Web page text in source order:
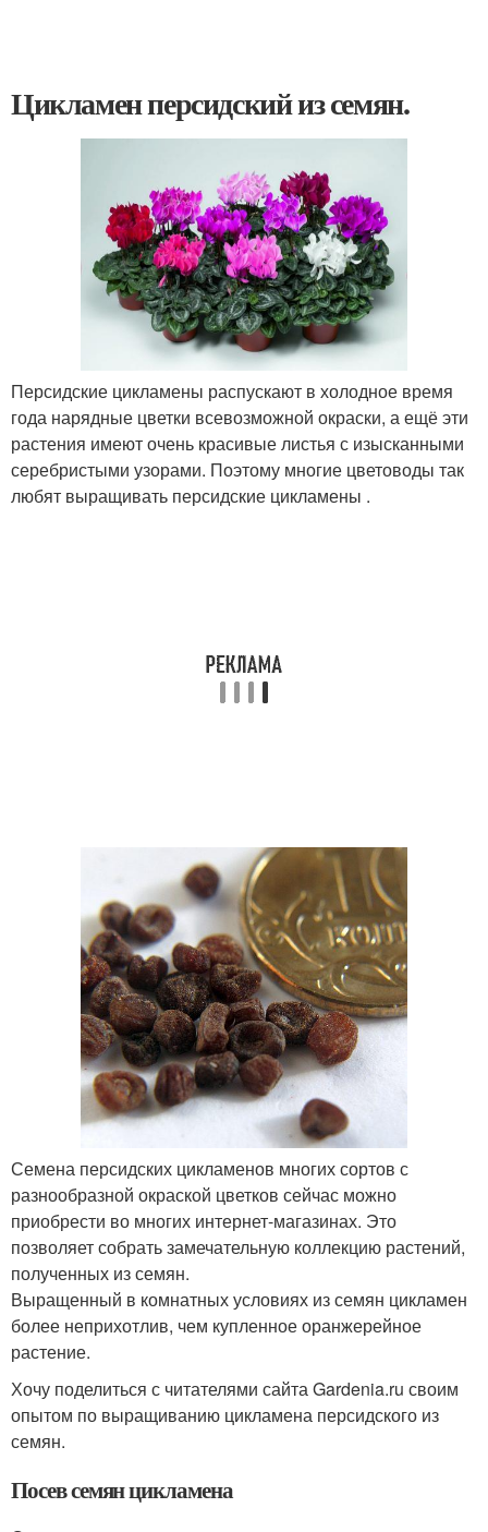
Цикламен персидский из семян.
Персидские цикламены распускают в холодное время
года нарядные цветки всевозможной окраски, а ещё эти
растения имеют очень красивые листья с изысканными
серебристыми узорами. Поэтому многие цветоводы так
любят выращивать персидские цикламены .
Семена персидских цикламенов многих сортов с
разнообразной окраской цветков сейчас можно
приобрести во многих интернет-магазинах. Это
позволяет собрать замечательную коллекцию растений,
полученных из семян.
Выращенный в комнатных условиях из семян цикламен
более неприхотлив, чем купленное оранжерейное
растение.
Хочу поделиться с читателями сайта Gardenia.ru своим
опытом по выращиванию цикламена персидского из
семян.
Посев семян цикламена